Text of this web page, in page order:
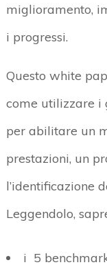
miglioramento,
i progressi.
Questo white
come utilizzare i
per abilitare un
prestazioni, un
l’identificazione
Leggendolo,
i 5